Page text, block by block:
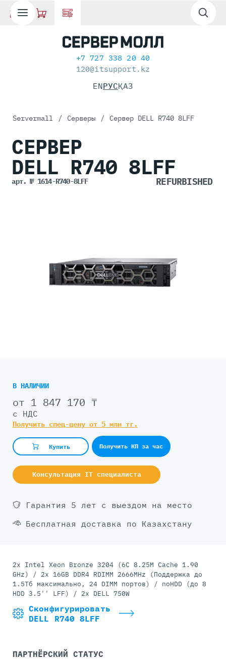
+7 727 338 20 40
120@itsupport.kz
ENРУСҚАЗ
Servermall / Серверы / Сервер DELL R740 8LFF
СЕРВЕР
DELL R740 8LFF
арт. № 1614-R740-8LFF
В НАЛИЧИИ
от 1 847 170 ₸
с НДС
Получить спец-цену от 5 млн тг.
Купить Получить КП за час
Консультация IT специалиста
Гарантия 5 лет с выездом на место
Бесплатная доставка по Казахстану
2x Intel Xeon Bronze 3204 (6C 8.25M Cache 1.90
GHz) / 2x 16GB DDR4 RDIMM 2666MHz (Поддержка до
1.5Tб максимально, 24 DIMM портов) / noHDD (до 8
HDD 3.5'' LFF) / 2x DELL 750W
Сконфигурировать
DELL R740 8LFF
ПАРТНЁРСКИЙ СТАТУС